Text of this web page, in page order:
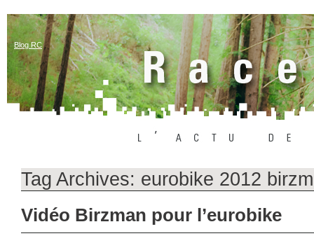
Blog RC
Tag Archives: eurobike 2012
Vidéo Birzman pour l’eurobike